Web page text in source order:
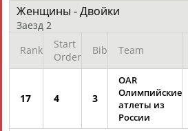
Разработка и поддержка ООО НАИТ «Стадион»
Женщины - Двойки
Заезд 2
Rank
Start
Order
Bib Team
17 4 3
OAR
Олимпийские
атлеты из
России